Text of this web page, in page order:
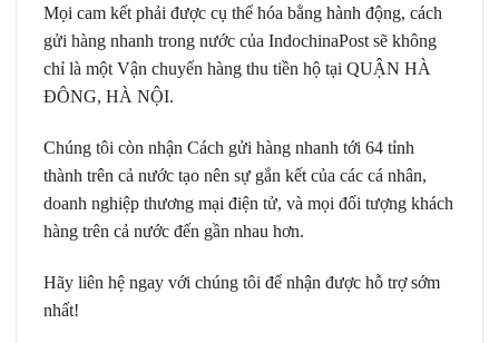
Mọi cam kết phải được cụ thể hóa bằng hành động, cách
gửi hàng nhanh trong nước của IndochinaPost sẽ không
chỉ là một Vận chuyển hàng thu tiền hộ tại QUẬN HÀ
ĐÔNG, HÀ NỘI.
Chúng tôi còn nhận Cách gửi hàng nhanh tới 64 tỉnh
thành trên cả nước tạo nên sự gắn kết của các cá nhân,
doanh nghiệp thương mại điện tử, và mọi đối tượng khách
hàng trên cả nước đến gần nhau hơn.
Hãy liên hệ ngay với chúng tôi để nhận được hỗ trợ sớm
nhất!